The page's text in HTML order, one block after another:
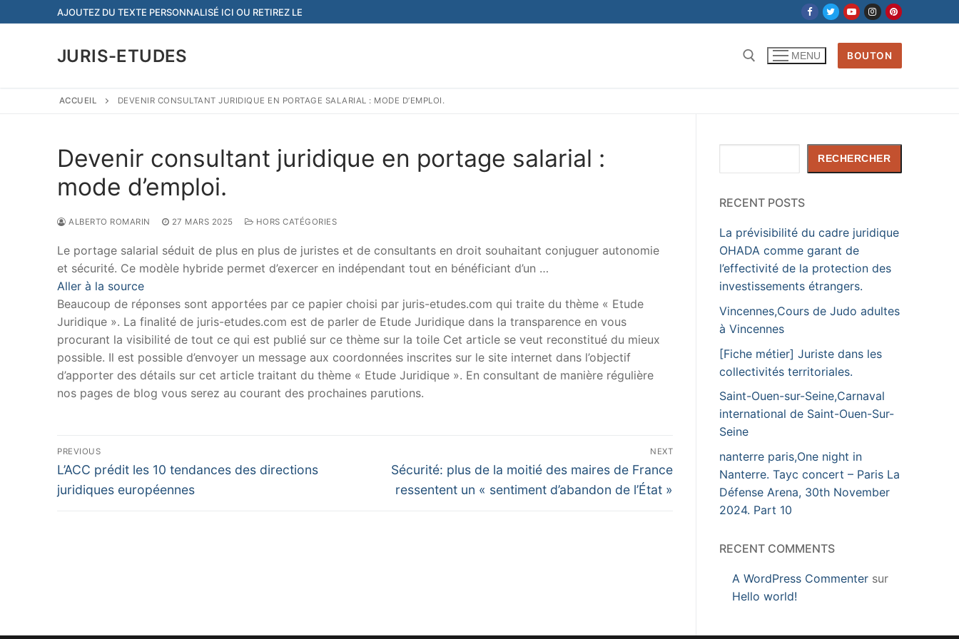
au
AJOUTEZ DU TEXTE PERSONNALISÉ ICI OU RETIREZ LE
JURIS-ETUDES MENU BOUTON
ACCUEIL DEVENIR CONSULTANT JURIDIQUE EN PORTAGE SALARIAL : MODE D’EMPLOI.
Devenir consultant juridique en portage salarial :
mode d’emploi.
ALBERTO ROMARIN 27 MARS 2025 HORS CATÉGORIES
Le portage salarial séduit de plus en plus de juristes et de consultants en droit souhaitant conjuguer autonomie
et sécurité. Ce modèle hybride permet d’exercer en indépendant tout en bénéficiant d’un …
Aller à la source
Beaucoup de réponses sont apportées par ce papier choisi par juris-etudes.com qui traite du thème « Etude
Juridique ». La finalité de juris-etudes.com est de parler de Etude Juridique dans la transparence en vous
procurant la visibilité de tout ce qui est publié sur ce thème sur la toile Cet article se veut reconstitué du mieux
possible. Il est possible d’envoyer un message aux coordonnées inscrites sur le site internet dans l’objectif
d’apporter des détails sur cet article traitant du thème « Etude Juridique ». En consultant de manière régulière
nos pages de blog vous serez au courant des prochaines parutions.
Navigation
de
l’article
PREVIOUS
Previous
post:
L’ACC prédit les 10 tendances des directions
juridiques européennes
NEXT
Next
post:
Sécurité: plus de la moitié des maires de France
ressentent un « sentiment d’abandon de l’État »
RECHERCHER
RECENT POSTS
La prévisibilité du cadre juridique
OHADA comme garant de
l’effectivité de la protection des
investissements étrangers.
Vincennes,Cours de Judo adultes
à Vincennes
[Fiche métier] Juriste dans les
collectivités territoriales.
Saint-Ouen-sur-Seine,Carnaval
international de Saint-Ouen-Sur-
Seine
nanterre paris,One night in
Nanterre. Tayc concert – Paris La
Défense Arena, 30th November
2024. Part 10
RECENT COMMENTS
A WordPress Commenter sur
Hello world!